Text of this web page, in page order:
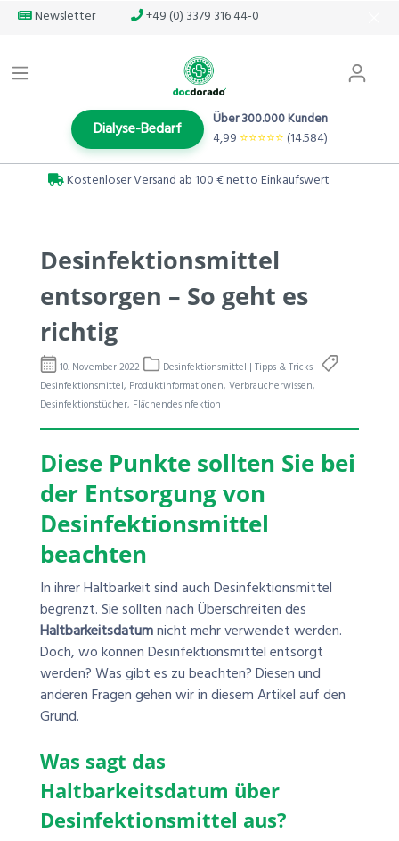
Newsletter +49 (0) 3379 316 44-0
Dialyse-Bedarf
Über 300.000 Kunden
4,99 ⭐️⭐️⭐️⭐️⭐️(14.584)
Kostenloser Versand ab 100 € netto Einkaufswert
Desinfektionsmittel
entsorgen – So geht es
richtig
10. November 2022
Desinfektionsmittel | Tipps & Tricks
Desinfektionsmittel, Produktinformationen, Verbraucherwissen,
Desinfektionstücher, Flächendesinfektion
Diese Punkte sollten Sie bei
der Entsorgung von
Desinfektionsmittel
beachten
In ihrer Haltbarkeit sind auch Desinfektionsmittel
begrenzt. Sie sollten nach Überschreiten des
Haltbarkeitsdatumnicht mehr verwendet werden.
Doch, wo können Desinfektionsmittel entsorgt
werden? Was gibt es zu beachten? Diesen und
anderen Fragen gehen wir in diesem Artikel auf den
Grund.
Was sagt das
Haltbarkeitsdatum über
Desinfektionsmittel aus?